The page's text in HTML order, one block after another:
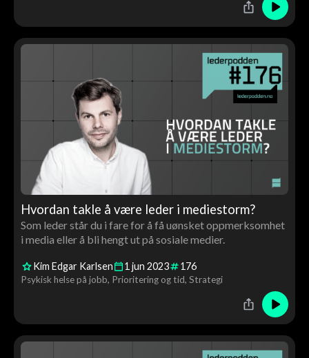
Hvordan takle å være leder i mediestorm?
Som leder står du i fare for å få uønsket oppmerksomhet
i media eller å bli hengt ut på sosiale medier.
Kim Edgar Karlsen 1jun 2023 176
Psykisk helse på jobb Prioritering og tid Strategi